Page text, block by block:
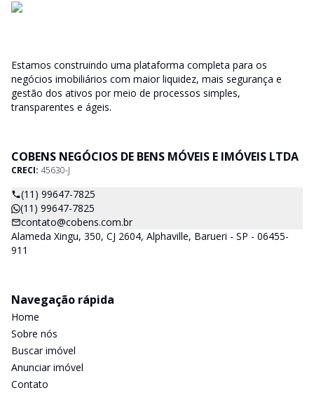
Estamos construindo uma plataforma completa para os
negócios imobiliários com maior liquidez, mais segurança e
gestão dos ativos por meio de processos simples,
transparentes e ágeis.
COBENS NEGÓCIOS DE BENS MÓVEIS E IMÓVEIS LTDA
CRECI: 45630-J
(11) 99647-7825
(11) 99647-7825
contato@cobens.com.br
Alameda Xingu, 350, CJ 2604, Alphaville, Barueri - SP - 06455-
911
Navegação rápida
Home
Sobre nós
Buscar imóvel
Anunciar imóvel
Contato